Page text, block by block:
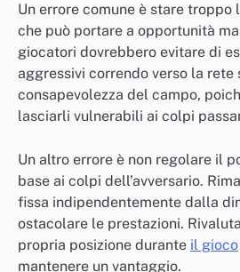
Un errore comune è stare troppo
che può portare a opportunità
giocatori dovrebbero evitare di
aggressivi correndo verso la rete
consapevolezza del campo,
lasciarli vulnerabili ai colpi
Un altro errore è non regolare il
base ai colpi dell’avversario.
fissa indipendentemente dalla
ostacolare le prestazioni.
propria posizione durante il gioco
mantenere un vantaggio.